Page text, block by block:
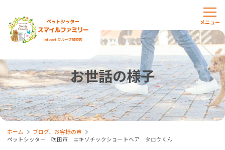
お世話の様子
ホーム
ブログ、お客様の声
ペットシッター 吹田市 エキゾチックショートヘア タロウくん